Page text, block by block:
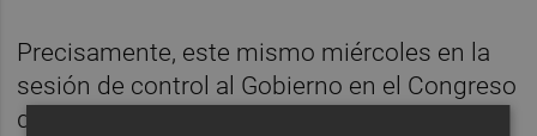
Precisamente, este mismo miércoles en la
sesión de control al Gobierno en el Congreso
de los Diputados, el portavoz del PNV,